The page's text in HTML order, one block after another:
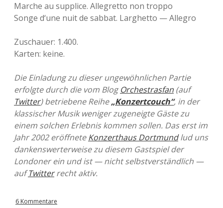
Marche au supplice. Allegretto non troppo
Songe d‘une nuit de sabbat. Larghetto — Allegro
Zuschauer: 1.400.
Karten: keine.
Die Einladung zu dieser ungewöhnlichen Partie
erfolgte durch die vom BlogOrchestrasfan (auf
Twitter) betriebene Reihe„Konzertcouch“, in der
klassischer Musik weniger zugeneigte Gäste zu
einem solchen Erlebnis kommen sollen. Das erst im
Jahr 2002 eröffneteKonzerthaus Dortmundlud uns
dankenswerterweise zu diesem Gastspiel der
Londoner ein und ist — nicht selbstverständlich —
aufTwitterrecht aktiv.
6 Kommentare